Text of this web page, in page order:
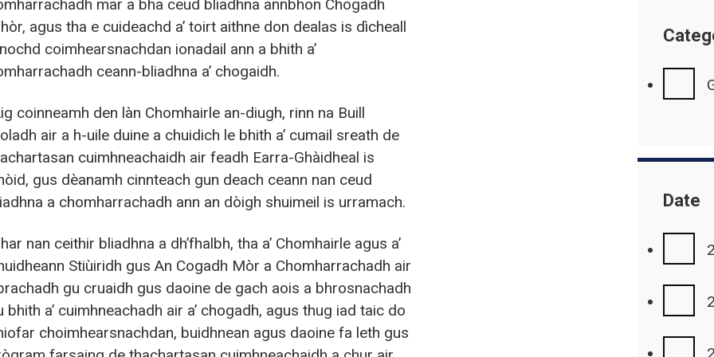
mar a bha ceud bliadhna annbhon Chogadh
agus tha e cuideachd a’ toirt aithne don dealas is dìcheall
coimhearsnachdan ionadail ann a bhith a’
ceann-bliadhna a’ chogaidh.
coinneamh den làn Chomhairle an-diugh, rinn na Buill
air a h-uile duine a chuidich le bhith a’ cumail sreath de
cuimhneachaidh air feadh Earra-Ghàidheal is
gus dèanamh cinnteach gun deach ceann nan ceud
a chomharrachadh ann an dòigh shuimeil is urramach.
nan ceithir bliadhna a dh’fhalbh, tha a’ Chomhairle agus a’
Stiùiridh gus An Cogadh Mòr a Chomharrachadh air
gu cruaidh gus daoine de gach aois a bhrosnachadh
bhith a’ cuimhneachadh air a’ chogadh, agus thug iad taic do
choimhearsnachdan, buidhnean agus daoine fa leth gus
Date